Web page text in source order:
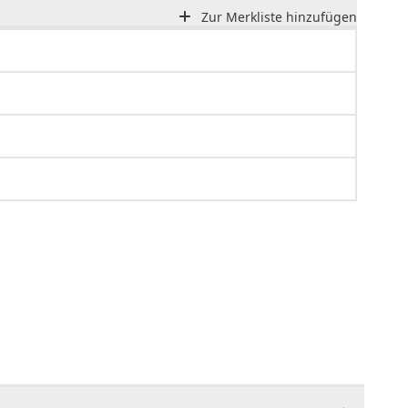
Zur Merkliste hinzufügen